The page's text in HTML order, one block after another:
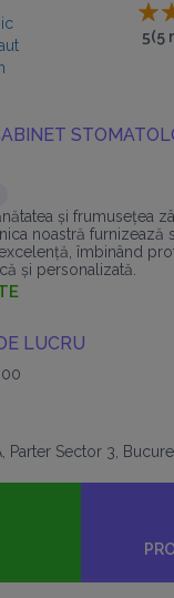
5(5
și frumusețea
noastră furnizează
îmbinând
și personalizată.
LUCRU
Parter Sector 3,